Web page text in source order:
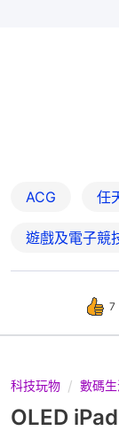
ACG 任
遊戲及電子競
7
科技玩物 數碼
OLED